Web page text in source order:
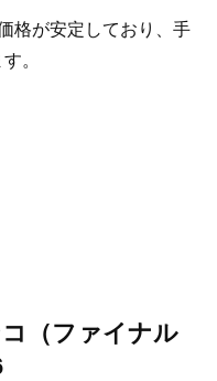
格が安定しており、手
。
（ファイナル